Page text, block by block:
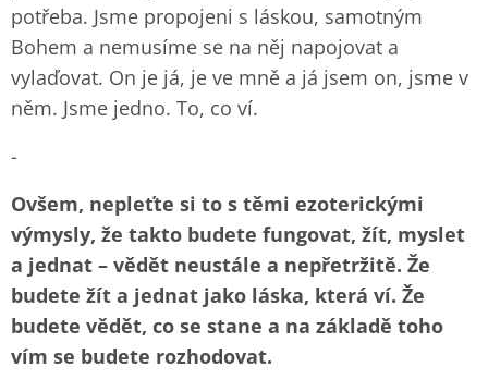
potřeba. Jsme propojeni s láskou, samotným
Bohem a nemusíme se na něj napojovat a
vylaďovat. On je já, je ve mně a já jsem on, jsme v
něm. Jsme jedno. To, co ví.
-
Ovšem, nepleťte si to s těmi ezoterickými
výmysly, že takto budete fungovat, žít, myslet
a jednat – vědět neustále a nepřetržitě. Že
budete žít a jednat jako láska, která ví. Že
budete vědět, co se stane a na základě toho
vím se budete rozhodovat.